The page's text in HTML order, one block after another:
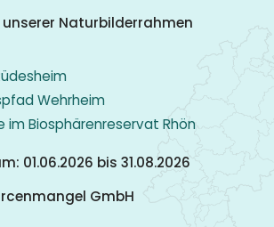
unserer Naturbilderrahmen
Wehrheim
im Biosphärenreservat Rhön
01.06.2026 bis 31.08.2026
GmbH